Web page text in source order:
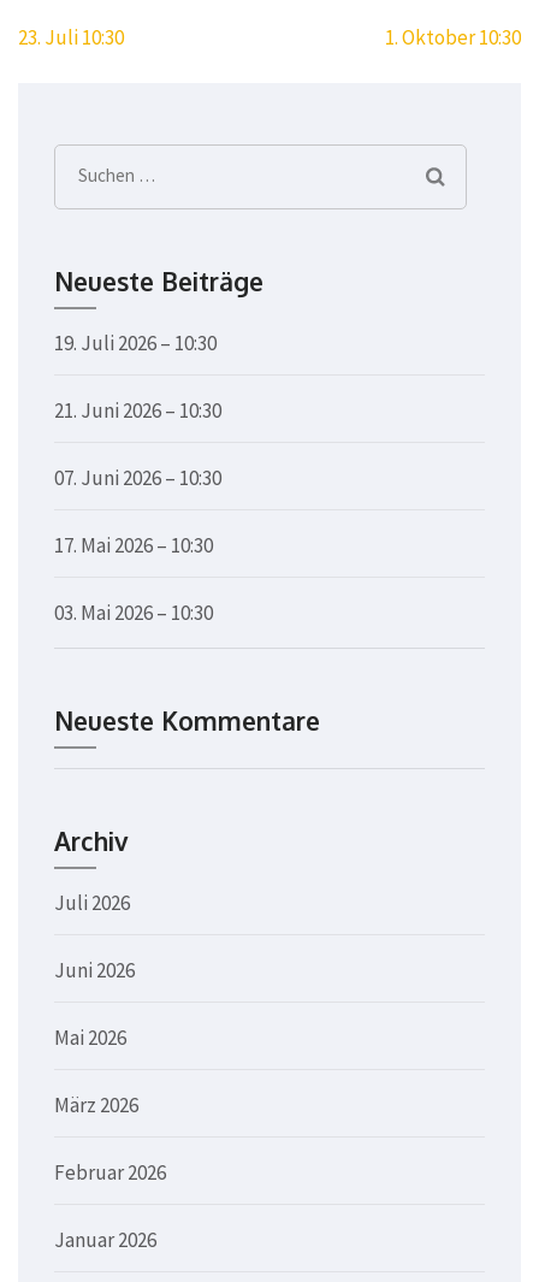
Beitragsnavigation
23. Juli 10:30 1. Oktober 10:30
Suchen
nach:
Neueste Beiträge
19. Juli 2026 – 10:30
21. Juni 2026 – 10:30
07. Juni 2026 – 10:30
17. Mai 2026 – 10:30
03. Mai 2026 – 10:30
Neueste Kommentare
Archiv
Juli 2026
Juni 2026
Mai 2026
März 2026
Februar 2026
Januar 2026